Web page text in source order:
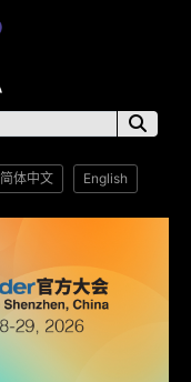
简体中文 English